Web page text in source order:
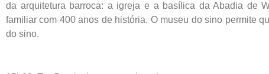
da arquitetura barroca: a igreja e a basílica da Abadia de
familiar com 400 anos de história. O museu do sino permite
do sino.